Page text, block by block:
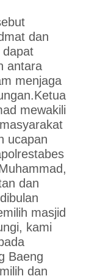
dan
dapat
antara
menjaga
mewakili
ucapan
dan
masjid
kami
Baeng
dan